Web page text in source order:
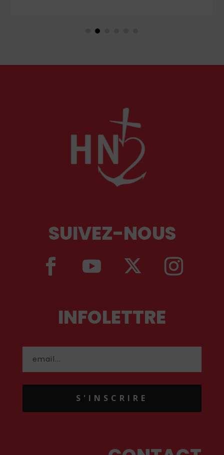
en Orient qu’en Occident, célèbre par sa piété
SUIVEZ-NOUS
INFOLETTRE
S'INSCRIRE